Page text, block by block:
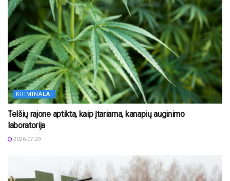
KRIMINALAI
Telšių rajone aptikta, kaip įtariama, kanapių auginimo
laboratorija
2026-07-29